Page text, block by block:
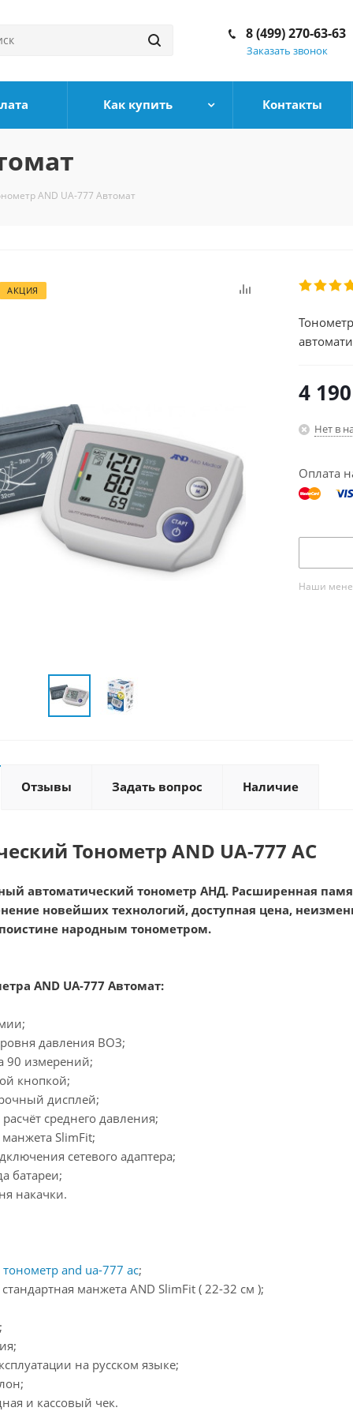
8 (499) 270-63-63
Заказать звонок
Как купить Контакты
AND UA-777 Автомат
АКЦИЯ
4 190
Нет в
Оплата
Наши
Отзывы Задать вопрос Наличие
Тонометр AND UA-777 AC
автоматический тонометр АНД. Расширенная
новейших технологий, доступная цена,
народным тонометром.
AND UA-777 Автомат:
давления ВОЗ;
90 измерений;
кнопкой;
дисплей;
среднего давления;
SlimFit;
сетевого адаптера;
батареи;
накачки.
and ua-777 ac;
манжета AND SlimFit ( 22-32 см );
на русском языке;
и кассовый чек.